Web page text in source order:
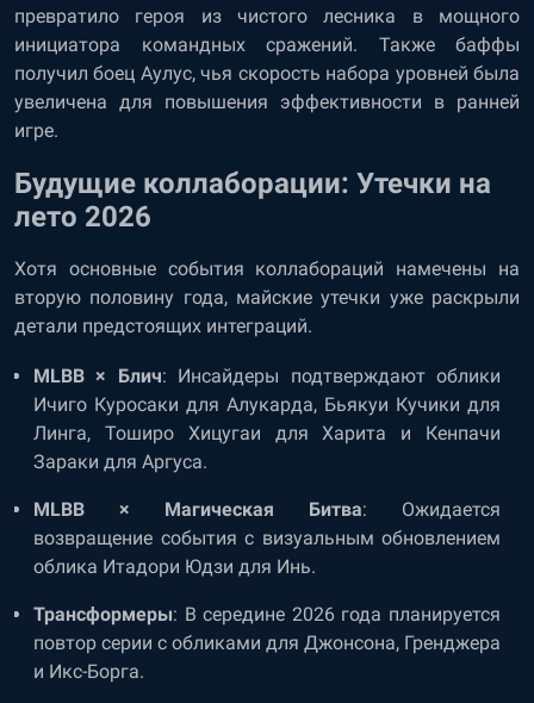
превратило героя из чистого лесника в мощного
инициатора командных сражений. Также баффы
получил боец Аулус, чья скорость набора уровней была
увеличена для повышения эффективности в ранней
игре.
Будущие коллаборации: Утечки на
лето 2026
Хотя основные события коллабораций намечены на
вторую половину года, майские утечки уже раскрыли
детали предстоящих интеграций.
MLBB × Блич: Инсайдеры подтверждают облики
Ичиго Куросаки для Алукарда, Бьякуи Кучики для
Линга, Тоширо Хицугаи для Харита и Кенпачи
Зараки для Аргуса.
MLBB × Магическая Битва: Ожидается
возвращение события с визуальным обновлением
облика Итадори Юдзи для Инь.
Трансформеры: В середине 2026 года планируется
повтор серии с обликами для Джонсона, Гренджера
и Икс-Борга.